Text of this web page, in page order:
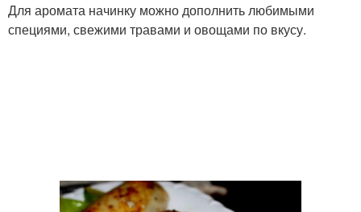
Для аромата начинку можно дополнить любимыми
специями, свежими травами и овощами по вкусу.